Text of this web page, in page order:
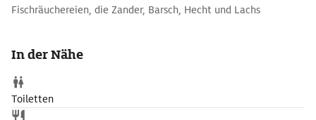
Fischräuchereien, die Zander, Barsch, Hecht und Lachs
In der Nähe
Toiletten